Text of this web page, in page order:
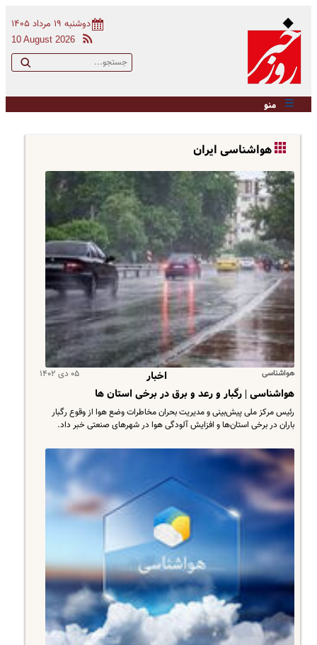
دوشنبه ۱۹ مرداد ۱۴۰۵
10 August 2026
منو
هواشناسی ایران
هواشناسی ۰۵ دی ۱۴۰۲
اخبار
هواشناسی | رگبار و رعد و برق در برخی استان ها
رئیس مرکز ملی پیش‌بینی و مدیریت بحران مخاطرات وضع هوا از وقوع رگبار
باران در برخی استان‌ها و افزایش آلودگی هوا در شهرهای صنعتی خبر داد.